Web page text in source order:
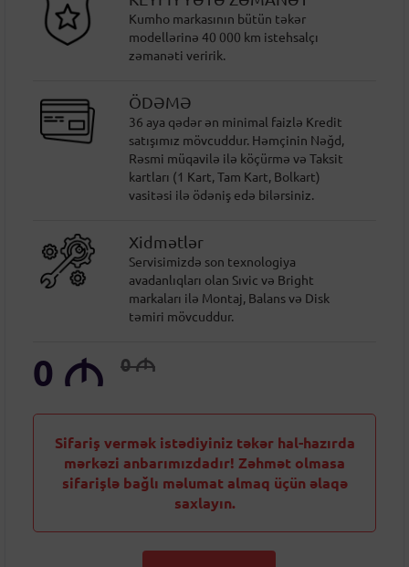
Kumho markasının bütün təkər
modellərinə 40 000 km istehsalçı
zəmanəti veririk.
ÖDƏMƏ
36 aya qədər ən minimal faizlə Kredit
satışımız mövcuddur. Həmçinin Nəğd,
Rəsmi müqavilə ilə köçürmə və Taksit
kartları (1 Kart, Tam Kart, Bolkart)
vasitəsi ilə ödəniş edə bilərsiniz.
Xidmətlər
Servisimizdə son texnologiya
avadanlıqları olan Sıvic və Bright
markaları ilə Montaj, Balans və Disk
təmiri mövcuddur.
0 M 0M
Sifariş vermək istədiyiniz təkər hal-hazırda
mərkəzi anbarımızdadır! Zəhmət olmasa
sifarişlə bağlı məlumat almaq üçün əlaqə
saxlayın.